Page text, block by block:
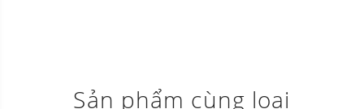
Sản phẩm cùng loại